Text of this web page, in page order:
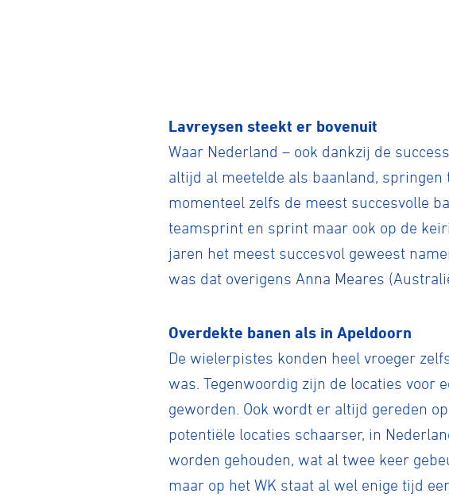
Lavreysen steekt er bovenuit
Waar Nederland – ook dankzij de
altijd al meetelde als baanland,
momenteel zelfs de meest succesvolle
teamsprint en sprint maar ook op de
jaren het meest succesvol geweest
was dat overigens Anna Meares
Overdekte banen als in Apeldoorn
De wielerpistes konden heel vroeger
was. Tegenwoordig zijn de locaties voor
geworden. Ook wordt er altijd gereden
potentiële locaties schaarser, in
worden gehouden, wat al twee keer
maar op het WK staat al wel enige tijd
Veldrijden
Pumptrack